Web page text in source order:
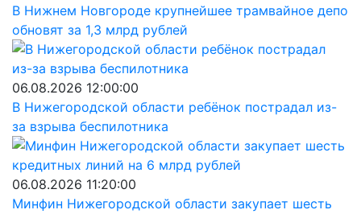
В Нижнем Новгороде крупнейшее трамвайное депо
обновят за 1,3 млрд рублей
06.08.2026 12:00:00
В Нижегородской области ребёнок пострадал из-
за взрыва беспилотника
06.08.2026 11:20:00
Минфин Нижегородской области закупает шесть